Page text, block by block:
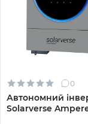
0
Автономний
Solarverse